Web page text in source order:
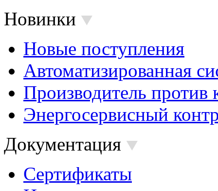
Новинки
Новые поступления
Автоматизированная
Производитель против
Энергосервисный
Документация
Сертификаты